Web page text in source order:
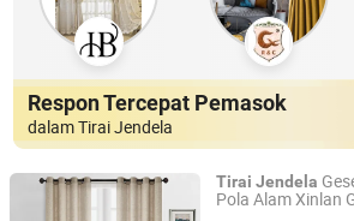
Respon Tercepat Pemasok
dalam Tirai Jendela
Tirai Jendela
Pola Alam Xinlan
Shaoxing City Xinlan Textile CO., LTD.